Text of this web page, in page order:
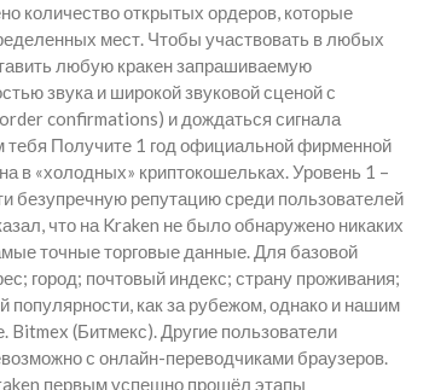
количество открытых ордеров, которые
мест. Чтобы участвовать в любых
любую кракен запрашиваемую
звука и широкой звуковой сценой с
confirmations) и дождаться сигнала
Получите 1 год официальной фирменной
в «холодных» криптокошельках. Уровень 1 –
безупречную репутацию среди пользователей
что на Kraken не было обнаружено никаких
точные торговые данные. Для базовой
город; почтовый индекс; страну проживания;
популярности, как за рубежом, однако и нашим
Bitmex (Битмекс). Другие пользователи
с онлайн-переводчиками браузеров.
первым успешно прошёл этапы